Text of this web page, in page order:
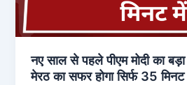
नए साल से पहले पीएम मोदी का
मेरठ का सफर होगा सिर्फ 35